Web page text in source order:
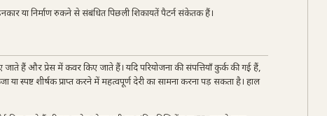
या निर्माण रुकने से संबंधित पिछली शिकायतें पैटर्न संकेतक हैं।
हैं और प्रेस में कवर किए जाते हैं। यदि परियोजना की संपत्तियाँ कुर्क की गई हैं,
स्पष्ट शीर्षक प्राप्त करने में महत्वपूर्ण देरी का सामना करना पड़ सकता है। हाल